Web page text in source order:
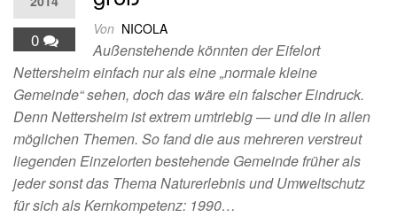
0 Von NICOLA
Außenstehende könnten der Eifelort
Nettersheim einfach nur als eine „normale kleine
Gemeinde“ sehen, doch das wäre ein falscher Eindruck.
Denn Nettersheim ist extrem umtriebig — und die in allen
möglichen Themen. So fand die aus mehreren verstreut
liegenden Einzelorten bestehende Gemeinde früher als
jeder sonst das Thema Naturerlebnis und Umweltschutz
für sich als Kernkompetenz: 1990…